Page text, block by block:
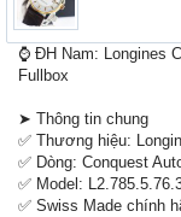
⌚ ĐH Nam: Longines
Fullbox
➤ Thông tin chung
✅ Thương hiệu:
✅ Dòng: Conquest
✅ Model:
✅ Swiss Made chính